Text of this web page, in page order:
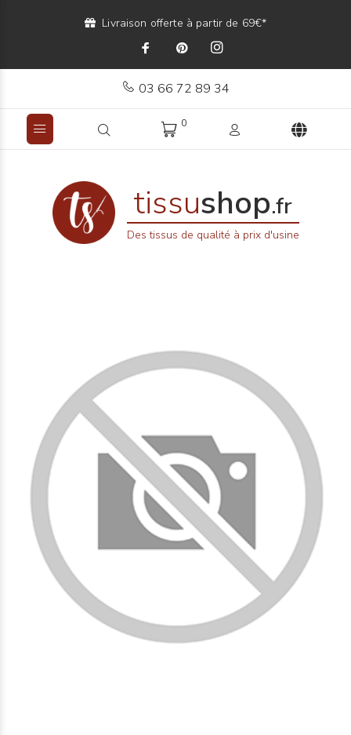
Livraison offerte à partir de 69€*
03 66 72 89 34
0
tissushop.fr
Des tissus de qualité à prix d'usine